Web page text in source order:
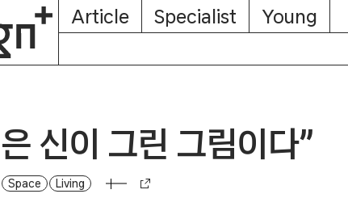
Article Specialist Young
신이 그린 그림이다”
Space Living
그림이다”
About
Subscription
Magazine